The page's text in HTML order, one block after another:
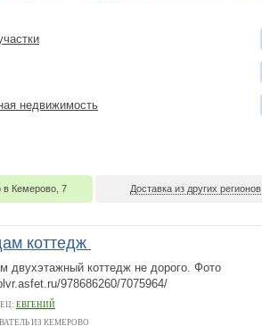
недвижимость
в Кемерово, 7 Доставка из других
коттедж
двухэтажный коттедж не дорого. Фото
978686260/7075964/
ЕВГЕНИЙ
ИЗ КЕМЕРОВО